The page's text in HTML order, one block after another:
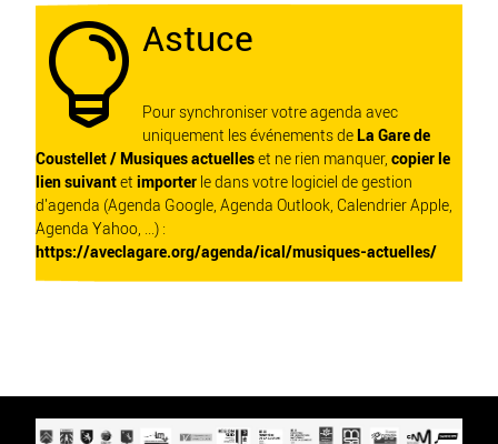
 Astuce
Pour synchroniser votre agenda avec
uniquement les événements de La Gare de
Coustellet / Musiques actuelleset ne rien manquer, copier le
lien suivantet importer le dans votre logiciel de gestion
d'agenda (Agenda Google, Agenda Outlook, Calendrier Apple,
Agenda Yahoo, ...) :
https://aveclagare.org/agenda/ical/musiques-actuelles/